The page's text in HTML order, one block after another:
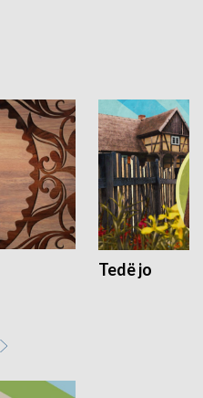
Tedë jo